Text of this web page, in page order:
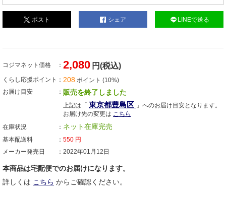
ポスト シェア LINEで送る
コジマネット価格 2,080 円(税込)
くらし応援ポイント 208 ポイント (10%)
お届け目安
販売を終了しました
上記は「 東京都豊島区 」へのお届け目安となります。
お届け先の変更は こちら
在庫状況
ネット在庫完売
基本配送料 550 円
メーカー発売日
2022年01月12日
本商品は宅配便でのお届けになります。
詳しくは こちら からご確認ください。